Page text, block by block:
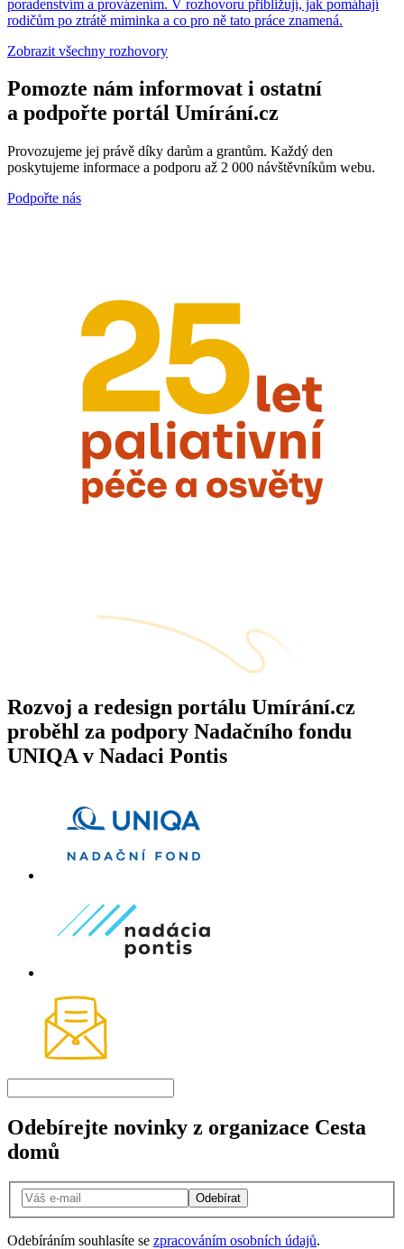
poradenstvím a provázením. V rozhovoru přibližují, jak pomáhají
rodičům po ztrátě miminka a co pro ně tato práce znamená.
Zobrazit všechny rozhovory
Pomozte nám informovat i ostatní
a podpořte portál Umírání.cz
Provozujeme jej právě díky darům a grantům. Každý den
poskytujeme informace a podporu až 2 000 návštěvníkům webu.
Podpořte nás
Rozvoj a redesign portálu Umírání.cz
proběhl za podpory Nadačního fondu
UNIQA v Nadaci Pontis
Odebírejte novinky z organizace Cesta
domů
Odebírat
Odebíráním souhlasíte se zpracováním osobních údajů.